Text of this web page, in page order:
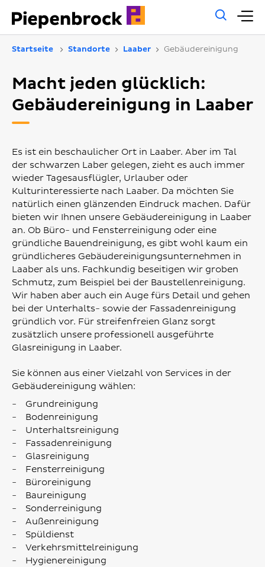
Startseite Standorte Laaber Gebäudereinigung
Macht jeden glücklich:
Gebäudereinigung in Laaber
Es ist ein beschaulicher Ort in Laaber. Aber im Tal
der schwarzen Laber gelegen, zieht es auch immer
wieder Tagesausflügler, Urlauber oder
Kulturinteressierte nach Laaber. Da möchten Sie
natürlich einen glänzenden Eindruck machen. Dafür
bieten wir Ihnen unsere Gebäudereinigung in Laaber
an. Ob Büro- und Fensterreinigung oder eine
gründliche Bauendreinigung, es gibt wohl kaum ein
gründlicheres Gebäudereinigungsunternehmen in
Laaber als uns. Fachkundig beseitigen wir groben
Schmutz, zum Beispiel bei der Baustellenreinigung.
Wir haben aber auch ein Auge fürs Detail und gehen
bei der Unterhalts- sowie der Fassadenreinigung
gründlich vor. Für streifenfreien Glanz sorgt
zusätzlich unsere professionell ausgeführte
Glasreinigung in Laaber.
Sie können aus einer Vielzahl von Services in der
Gebäudereinigung wählen:
Grundreinigung
Bodenreinigung
Unterhaltsreinigung
Fassadenreinigung
Glasreinigung
Fensterreinigung
Büroreinigung
Baureinigung
Sonderreinigung
Außenreinigung
Spüldienst
Verkehrsmittelreinigung
Hygienereinigung